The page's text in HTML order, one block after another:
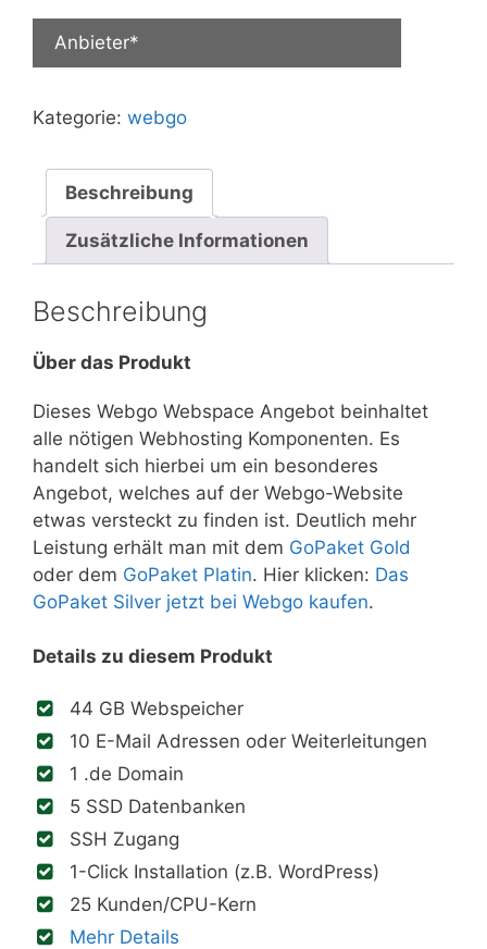
Anbieter*
Kategorie: webgo
Beschreibung
Zusätzliche Informationen
Beschreibung
Über das Produkt
Dieses Webgo Webspace Angebot beinhaltet
alle nötigen Webhosting Komponenten. Es
handelt sich hierbei um ein besonderes
Angebot, welches auf der Webgo-Website
etwas versteckt zu finden ist. Deutlich mehr
Leistung erhält man mit dem GoPaket Gold
oder dem GoPaket Platin. Hier klicken: Das
GoPaket Silver jetzt bei Webgo kaufen.
Details zu diesem Produkt
44 GB Webspeicher
10 E-Mail Adressen oder Weiterleitungen
1 .de Domain
5 SSD Datenbanken
SSH Zugang
1-Click Installation (z.B. WordPress)
25 Kunden/CPU-Kern
Mehr Details